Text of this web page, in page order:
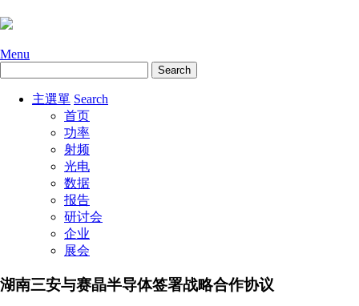
Menu
主選單 Search
首页
功率
射频
光电
数据
报告
研讨会
企业
展会
湖南三安与赛晶半导体签署战略合作协议